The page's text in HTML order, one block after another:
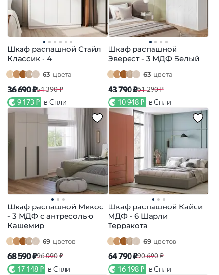
Шкаф распашной Стайл
Классик - 4
63 цвета
36 690 ₽51 390 ₽
9 173 ₽ в Сплит
Шкаф распашной
Эверест - 3 МДФ Белый
63 цвета
43 790 ₽61 290 ₽
10 948 ₽ в Сплит
Шкаф распашной Микос
- 3 МДФ с антресолью
Кашемир
69 цветов
68 590 ₽96 090 ₽
17 148 ₽ в Сплит
Шкаф распашной Кайси
МДФ - 6 Шарли
Терракота
69 цветов
64 790 ₽90 690 ₽
16 198 ₽ в Сплит